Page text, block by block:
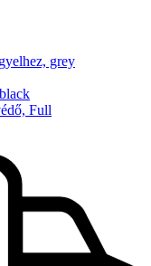
grey
Full